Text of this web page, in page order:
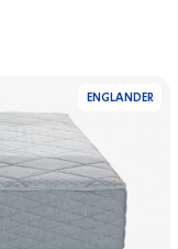
ENGLANDER